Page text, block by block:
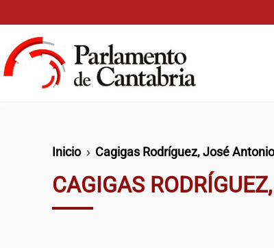
Ruta de navegación
Inicio Cagigas Rodríguez, José Antonio
CAGIGAS